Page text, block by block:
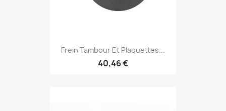
Frein Tambour Et Plaquettes...
40,46 €